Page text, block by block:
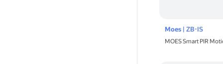
Moes| ZB-IS
MOES Smart PIR